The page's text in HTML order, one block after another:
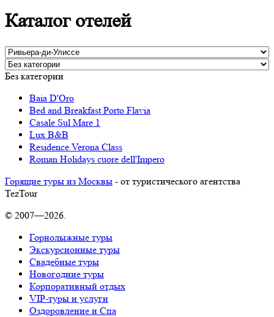
Каталог отелей
Без категории
Baia D'Oro
Bed and Breakfast Porto Flavia
Casale Sul Mare 1
Lux B&B
Residence Verona Class
Roman Holidays cuore dell'Impero
Горящие туры из Москвы - от туристического агентства
TezTour
© 2007—2026.
Горнолыжные туры
Экскурсионные туры
Свадебные туры
Новогодние туры
Корпоративный отдых
VIP-туры и услуги
Оздоровление и Спа